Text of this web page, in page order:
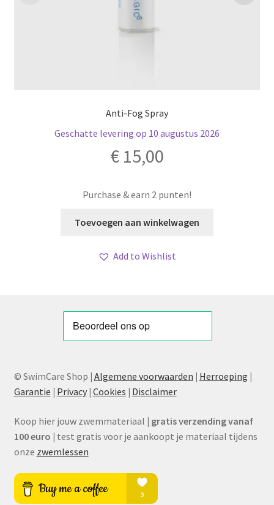
Anti-Fog Spray
Geschatte levering op 10 augustus 2026
€15,00
Purchase & earn 2 punten!
Toevoegen aan winkelwagen
Add to Wishlist
© SwimCare Shop | Algemene voorwaarden | Herroeping |
Garantie | Privacy | Cookies | Disclaimer
Koop hier jouw zwemmateriaal | gratis verzending vanaf
100 euro | test gratis voor je aankoopt je materiaal tijdens
onze zwemlessen